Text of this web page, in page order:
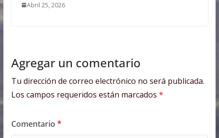
Abril 25, 2026
Agregar un comentario
Tu dirección de correo electrónico no será publicada.
Los campos requeridos están marcados *
Comentario *